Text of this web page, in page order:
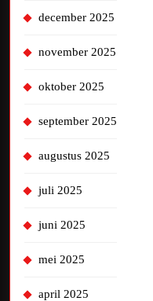
december 2025
november 2025
oktober 2025
september 2025
augustus 2025
juli 2025
juni 2025
mei 2025
april 2025